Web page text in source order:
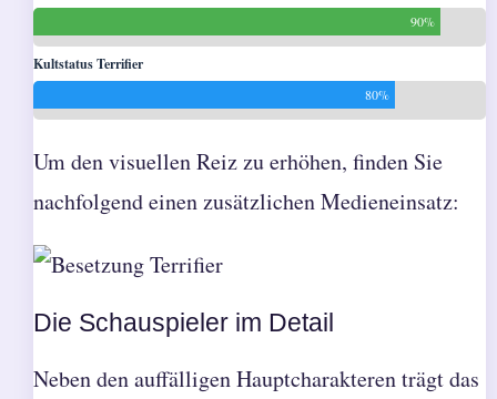
90%
Kultstatus Terrifier
80%
Um den visuellen Reiz zu erhöhen, finden Sie
nachfolgend einen zusätzlichen Medieneinsatz:
Die Schauspieler im Detail
Neben den auffälligen Hauptcharakteren trägt das